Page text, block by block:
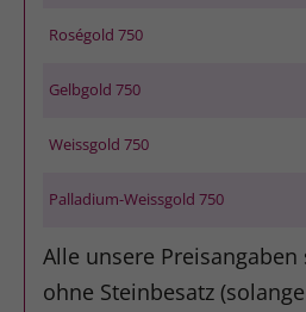
Roségold 750
Gelbgold 750
Weissgold 750
Palladium-Weissgold 750
Alle unsere
ohne Steinbesatz